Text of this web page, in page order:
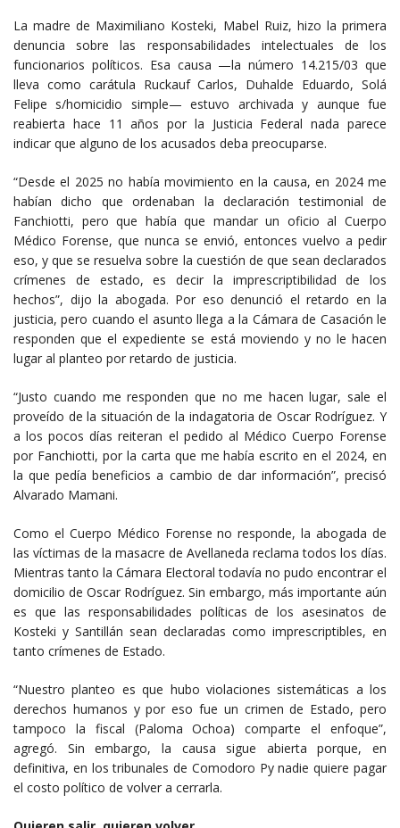
La madre de Maximiliano Kosteki, Mabel Ruiz, hizo la primera
denuncia sobre las responsabilidades intelectuales de los
funcionarios políticos. Esa causa —la número 14.215/03 que
lleva como carátula Ruckauf Carlos, Duhalde Eduardo, Solá
Felipe s/homicidio simple— estuvo archivada y aunque fue
reabierta hace 11 años por la Justicia Federal nada parece
indicar que alguno de los acusados deba preocuparse.
“Desde el 2025 no había movimiento en la causa, en 2024 me
habían dicho que ordenaban la declaración testimonial de
Fanchiotti, pero que había que mandar un oficio al Cuerpo
Médico Forense, que nunca se envió, entonces vuelvo a pedir
eso, y que se resuelva sobre la cuestión de que sean declarados
crímenes de estado, es decir la imprescriptibilidad de los
hechos”, dijo la abogada. Por eso denunció el retardo en la
justicia, pero cuando el asunto llega a la Cámara de Casación le
responden que el expediente se está moviendo y no le hacen
lugar al planteo por retardo de justicia.
“Justo cuando me responden que no me hacen lugar, sale el
proveído de la situación de la indagatoria de Oscar Rodríguez. Y
a los pocos días reiteran el pedido al Médico Cuerpo Forense
por Fanchiotti, por la carta que me había escrito en el 2024, en
la que pedía beneficios a cambio de dar información”, precisó
Alvarado Mamani.
Como el Cuerpo Médico Forense no responde, la abogada de
las víctimas de la masacre de Avellaneda reclama todos los días.
Mientras tanto la Cámara Electoral todavía no pudo encontrar el
domicilio de Oscar Rodríguez. Sin embargo, más importante aún
es que las responsabilidades políticas de los asesinatos de
Kosteki y Santillán sean declaradas como imprescriptibles, en
tanto crímenes de Estado.
“Nuestro planteo es que hubo violaciones sistemáticas a los
derechos humanos y por eso fue un crimen de Estado, pero
tampoco la fiscal (Paloma Ochoa) comparte el enfoque”,
agregó. Sin embargo, la causa sigue abierta porque, en
definitiva, en los tribunales de Comodoro Py nadie quiere pagar
el costo político de volver a cerrarla.